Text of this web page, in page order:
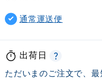
通常運送便
出荷日
ただいまのご注文で、最